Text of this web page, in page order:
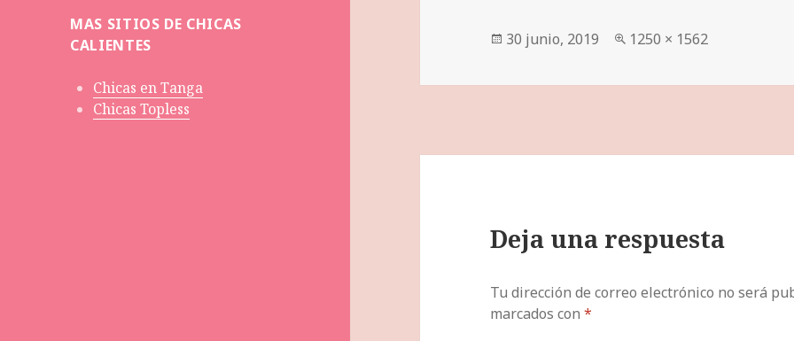
MAS SITIOS DE CHICAS
CALIENTES
Chicas en Tanga
Chicas Topless
Publicado
30 junio, 2019
Tamaño
1250 × 1562
Deja una respuesta
Tu dirección de correo electrónico no será
marcados con*